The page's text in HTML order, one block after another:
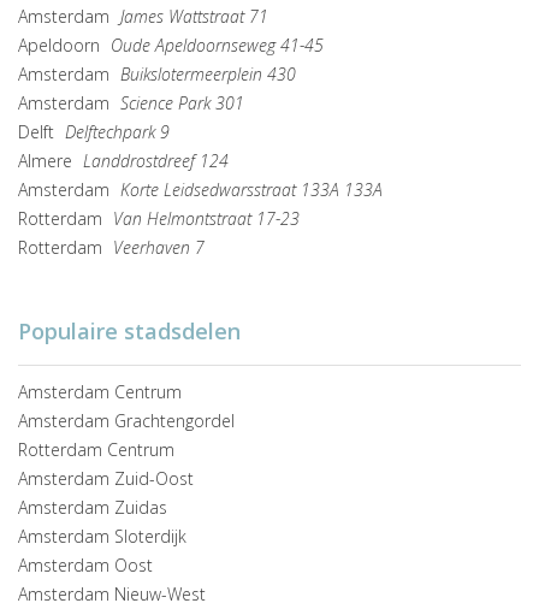
Amsterdam James Wattstraat 71
Apeldoorn Oude Apeldoornseweg 41-45
Amsterdam Buikslotermeerplein 430
Amsterdam Science Park 301
Delft Delftechpark 9
Almere Landdrostdreef 124
Amsterdam Korte Leidsedwarsstraat 133A 133A
Rotterdam Van Helmontstraat 17-23
Rotterdam Veerhaven 7
Populaire stadsdelen
Amsterdam Centrum
Amsterdam Grachtengordel
Rotterdam Centrum
Amsterdam Zuid-Oost
Amsterdam Zuidas
Amsterdam Sloterdijk
Amsterdam Oost
Amsterdam Nieuw-West